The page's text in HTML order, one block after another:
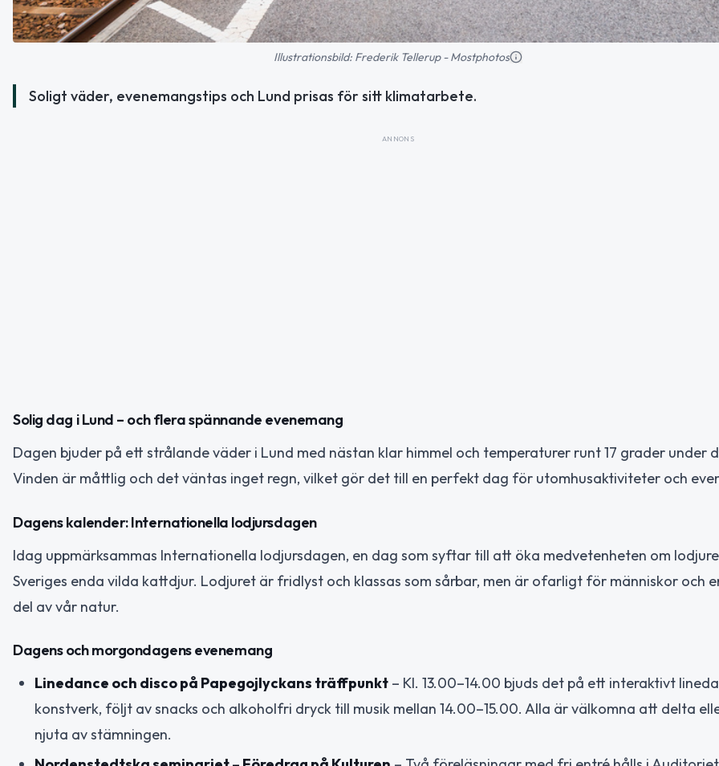
Illustrationsbild: Frederik Tellerup - Mostphotos
Soligt väder, evenemangstips och Lund prisas för sitt klimatarbete.
ANNONS
Solig dag i Lund – och flera spännande evenemang
Dagen bjuder på ett strålande väder i Lund med nästan klar himmel och temperaturer runt 17 grader under
Vinden är måttlig och det väntas inget regn, vilket gör det till en perfekt dag för utomhusaktiviteter och
Dagens kalender: Internationella lodjursdagen
Idag uppmärksammas Internationella lodjursdagen, en dag som syftar till att öka medvetenheten om
Sveriges enda vilda kattdjur. Lodjuret är fridlyst och klassas som sårbar, men är ofarligt för människor och
del av vår natur.
Dagens och morgondagens evenemang
Linedance och disco på Papegojlyckans träffpunkt – Kl. 13.00–14.00 bjuds det på ett interaktivt
konstverk, följt av snacks och alkoholfri dryck till musik mellan 14.00–15.00. Alla är välkomna att delta
njuta av stämningen.